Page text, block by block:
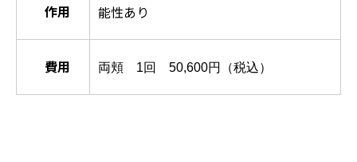
作用
能性あり
費用 両頬 1回 50,600円（税込）